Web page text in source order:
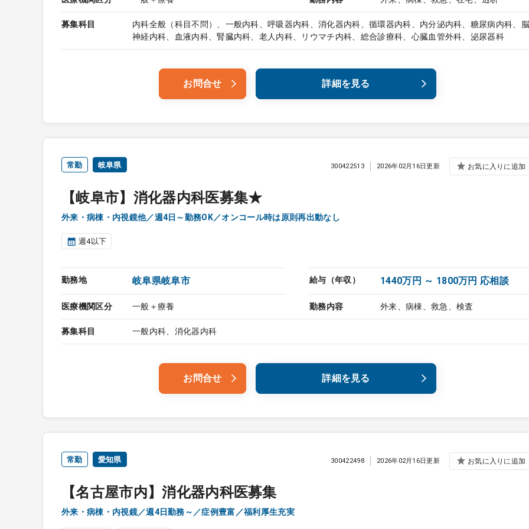
募集科目
内科全般（科目不問）、一般内科、呼吸器内科、消化器内科、循環器内科、内分泌内科、糖尿病内科、
神経内科、血液内科、腎臓内科、老人内科、リウマチ内科、総合診療科、心臓血管外科、泌尿器科
お問合せ 詳細を見る
常勤 岐阜県
【岐阜市】消化器内科医募集★
外来・病棟・内視鏡他／週4日～勤務OK／オンコール時は原則再出動なし
300422513 2026年02月16日更新 お気に入りに追加
週4以下
勤務地 岐阜県岐阜市 給与（年収） 1440万円 ～ 1800万円 応相談
医療機関区分 一般＋療養 勤務内容 外来、病棟、救急、検査
募集科目 一般内科、消化器内科
お問合せ 詳細を見る
常勤 愛知県
【名古屋市内】消化器内科医募集
外来・病棟・内視鏡／週4日勤務～／症例豊富／福利厚生充実
300422498 2026年02月16日更新 お気に入りに追加